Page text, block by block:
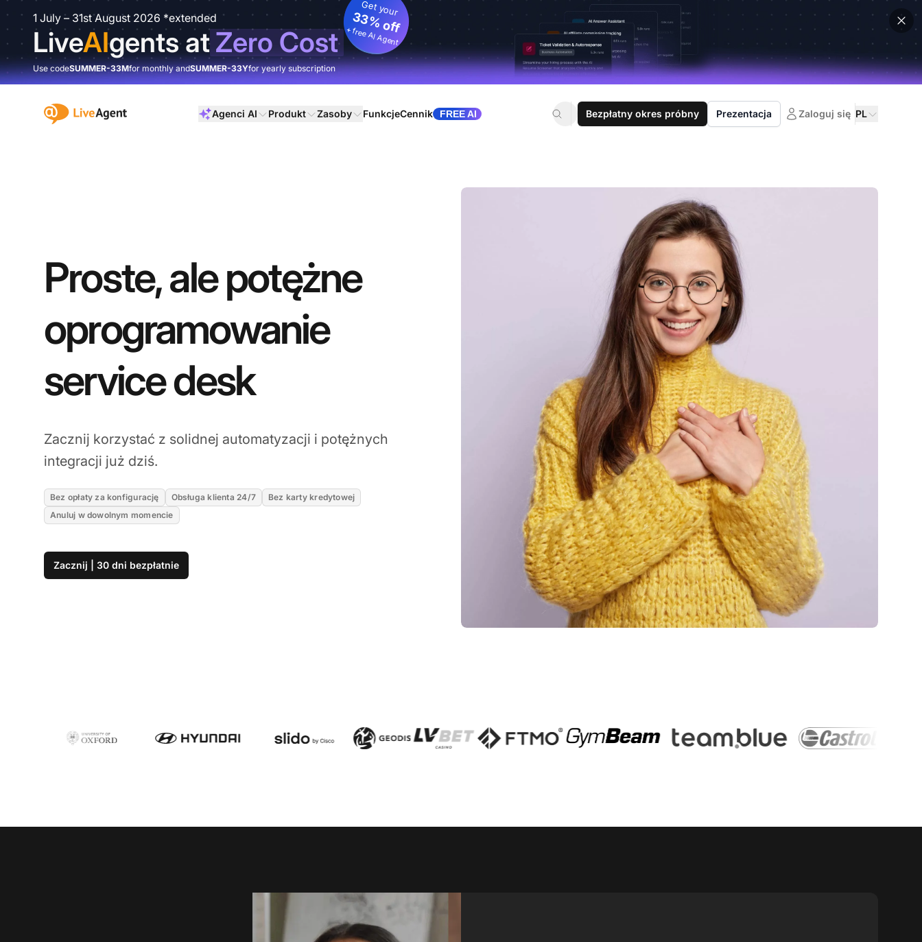
1 July – 31st August 2026 *extended
LiveAIgents atZero Cost
Get your
33% off
+ free AI Agent
Use codeSUMMER-33Mfor monthly andSUMMER-33Yfor yearly subscription
:site.title Agenci AI Produkt Zasoby FunkcjeCennik FREE AI Bezpłatny okres próbny Prezentacja Zaloguj się PL
Proste, ale potężne
oprogramowanie
service desk
Zacznij korzystać z solidnej automatyzacji i potężnych
integracji już dziś.
Bez opłaty za konfigurację Obsługa klienta 24/7
Bez karty kredytowej
Anuluj w dowolnym momencie
Zacznij | 30 dni bezpłatnie